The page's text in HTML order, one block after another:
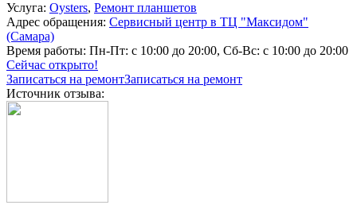
Услуга: Oysters, Ремонт планшетов
Адрес обращения: Сервисный центр в ТЦ "Максидом"
(Самара)
Время работы: Пн-Пт: с 10:00 до 20:00, Сб-Вс: с 10:00 до 20:00
Сейчас открыто!
Записаться на ремонтЗаписаться на ремонт
Источник отзыва: